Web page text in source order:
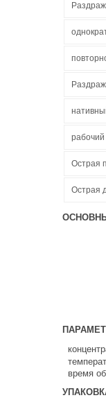
рабочий
Острая
Острая
-
-
-
- при
-
время